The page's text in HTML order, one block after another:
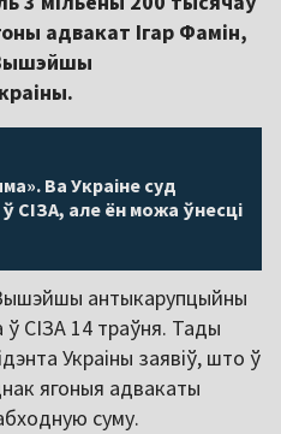
адвакат Ігар Фамін,
Ва Украіне суд
СІЗА, але ён можа ўнесці
антыкарупцыйны
ў СІЗА 14 траўня. Тады
Украіны заявіў, што ў
ягоныя адвакаты
суму.